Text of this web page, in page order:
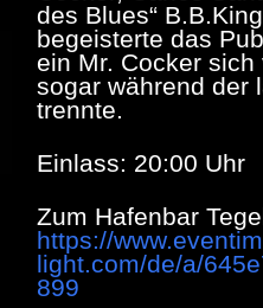
des Blues“
begeisterte das
ein Mr. Cocker
sogar während der
trennte.
Einlass: 20:00 Uhr
Zum Hafenbar
https://
light.com/de/a/
899